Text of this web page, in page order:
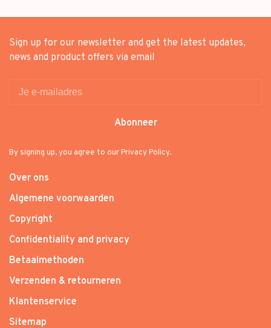
Sign up for our newsletter and get the latest updates,
news and product offers via email
Abonneer
By signing up, you agree to our Privacy Policy.
Over ons
Algemene voorwaarden
Copyright
Confidentiality and privacy
Betaalmethoden
Verzenden & retourneren
Klantenservice
Sitemap